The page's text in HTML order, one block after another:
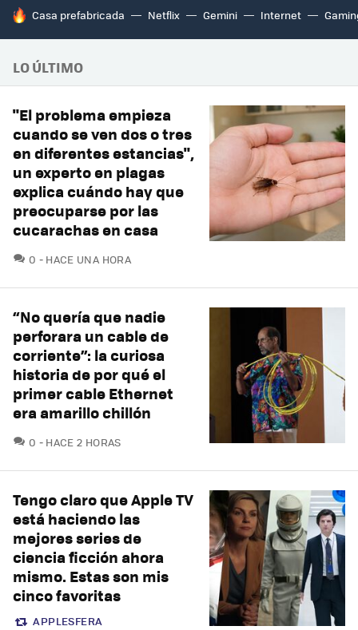
HOY SE HABLA DE
Casa prefabricada Netflix Gemini Internet
LO ÚLTIMO
"El problema empieza
cuando se ven dos o tres
en diferentes estancias",
un experto en plagas
explica cuándo hay que
preocuparse por las
cucarachas en casa
0 COMENTARIOS
HACE UNA HORA
“No quería que nadie
perforara un cable de
corriente”: la curiosa
historia de por qué el
primer cable Ethernet
era amarillo chillón
0 COMENTARIOS
HACE 2 HORAS
Tengo claro que Apple TV
está haciendo las
mejores series de
ciencia ficción ahora
mismo. Estas son mis
cinco favoritas
APPLESFERA